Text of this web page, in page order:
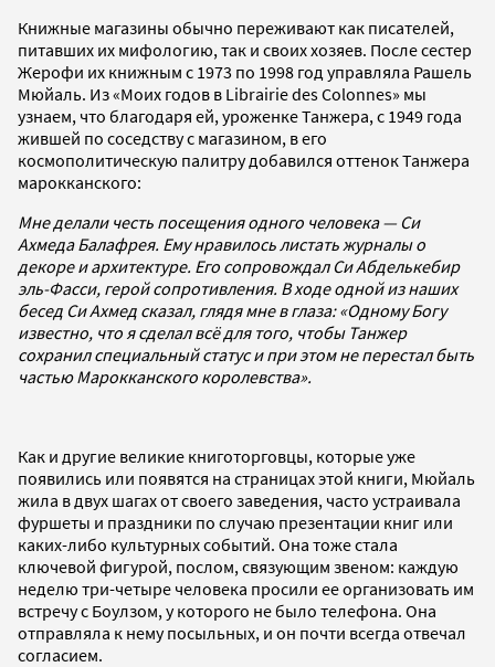
Книжные магазины обычно переживают как писателей,
питавших их мифологию, так и своих хозяев. После сестер
Жерофи их книжным с 1973 по 1998 год управляла Рашель
Мюйаль. Из «Моих годов в Librairie des Colonnes» мы
узнаем, что благодаря ей, уроженке Танжера, с 1949 года
жившей по соседству с магазином, в его
космополитическую палитру добавился оттенок Танжера
марокканского:
Мне делали честь посещения одного человека — Си
Ахмеда Балафрея. Ему нравилось листать журналы о
декоре и архитектуре. Его сопровождал Си Абделькебир
эль-Фасси, герой сопротивления. В ходе одной из наших
бесед Си Ахмед сказал, глядя мне в глаза: «Одному Богу
известно, что я сделал всё для того, чтобы Танжер
сохранил специальный статус и при этом не перестал быть
частью Марокканского королевства».
Как и другие великие книготорговцы, которые уже
появились или появятся на страницах этой книги, Мюйаль
жила в двух шагах от своего заведения, часто устраивала
фуршеты и праздники по случаю презентации книг или
каких-либо культурных событий. Она тоже стала
ключевой фигурой, послом, связующим звеном: каждую
неделю три-четыре человека просили ее организовать им
встречу с Боулзом, у которого не было телефона. Она
отправляла к нему посыльных, и он почти всегда отвечал
согласием.